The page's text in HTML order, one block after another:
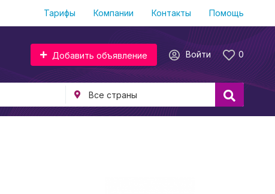
Тарифы Компании Контакты Помощь
0
Войти
Добавить объявление